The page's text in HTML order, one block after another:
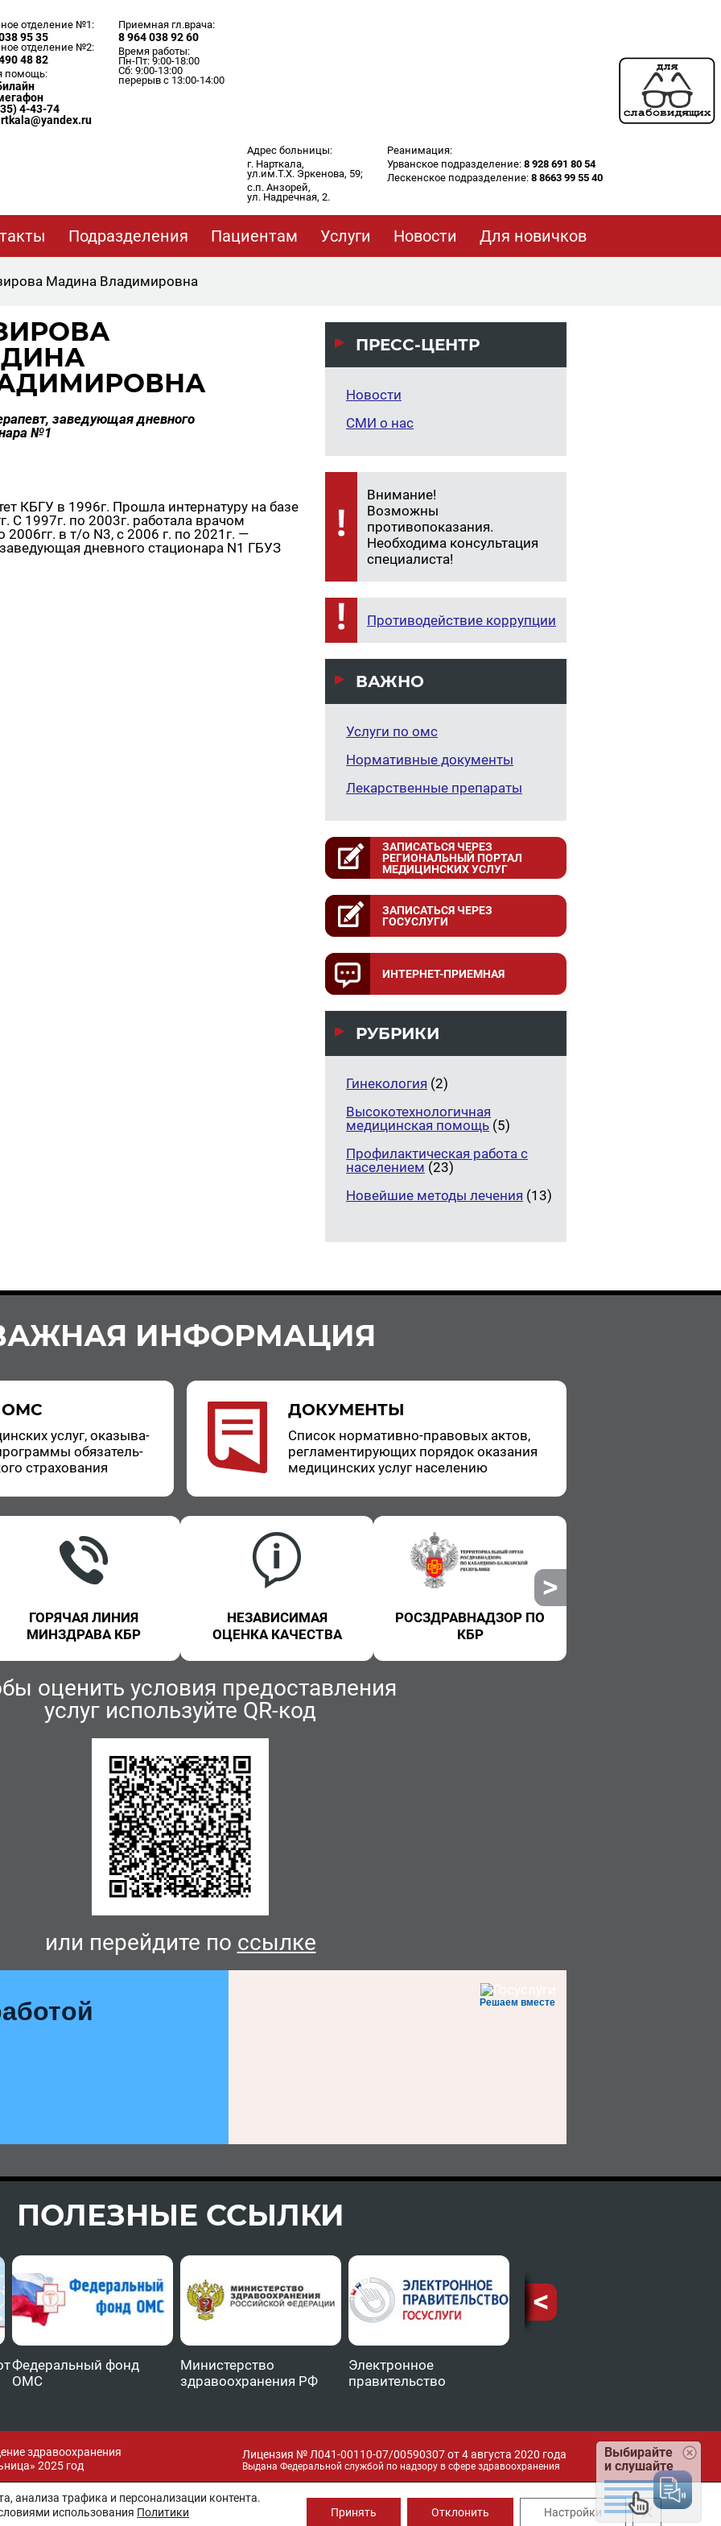
отделение №1:
95 35
отделение №2:
48 82
помощь:
4-43-74
Приемная гл.врача:
8 964 038 92 60
Время работы:
Пн-Пт: 9:00-18:00
Сб: 9:00-13:00
перерыв с 13:00-14:00
Адрес больницы:
г. Нарткала,
ул.им.Т.Х. Эркенова, 59;
с.п. Анзорей,
ул. Надречная, 2.
Реанимация:
Урванское подразделение: 8 928 691 80 54
Лескенское подразделение: 8 8663 99 55 40
Подразделения Пациентам Услуги Новости Для новичков
Мадина Владимировна
заведующая дневного
№1
КБГУ в 1996г. Прошла интернатуру на базе
С 1997г. по 2003г. работала врачом
в т/о N3, с 2006 г. по 2021г. —
дневного стационара N1 ГБУЗ
ПРЕСС-ЦЕНТР
Новости
СМИ о нас
Внимание!
Возможны
противопоказания.
Необходима консультация
специалиста!
Противодействие коррупции
ВАЖНО
Услуги по омс
Нормативные документы
Лекарственные препараты
ЗАПИСАТЬСЯ ЧЕРЕЗ
РЕГИОНАЛЬНЫЙ ПОРТАЛ
МЕДИЦИНСКИХ УСЛУГ
ЗАПИСАТЬСЯ ЧЕРЕЗ
ГОСУСЛУГИ
ИНТЕРНЕТ-ПРИЕМНАЯ
РУБРИКИ
Гинекология (2)
Высокотехнологичная
медицинская помощь (5)
Профилактическая работа с
населением (23)
Новейшие методы лечения (13)
ИНФОРМАЦИЯ
ОМС
услуг, ока­зы­ва­
обя­за­тель­
стра­хо­ва­ния
ДОКУМЕНТЫ
Спи­сок нор­ма­тив­но-пра­во­вых актов,
ре­гла­мен­ти­ру­ю­щих по­ря­док ока­за­ния
ме­ди­цин­ских услуг на­се­ле­нию
ГОРЯЧАЯ ЛИНИЯ
МИНЗДРАВА КБР
НЕЗАВИСИМАЯ
ОЦЕНКА КАЧЕСТВА
РОСЗДРАВНАДЗОР ПО
КБР
оценить условия предоставления
услуг используйте QR-код
или перейдите по ссылке
Решаем вместе
ПОЛЕЗНЫЕ ССЫЛКИ
Федеральный фонд
ОМС
Министерство
здравоохранения РФ
Электронное
правительство
здравоохранения
2025 год
Лицензия № Л041-00110-07/00590307 от 4 августа 2020 года
Выдана Федеральной службой по надзору в сфере здравоохранения
анализа трафика и персонализации контента.
использования Политики
Принять Отклонить Настройки Закрыть
Выбирайте
и слушайте